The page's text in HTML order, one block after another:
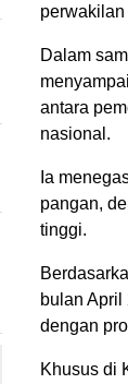
Dalam
antara
nasional.
Ia
pangan,
tinggi.
bulan
dengan
Khusus di